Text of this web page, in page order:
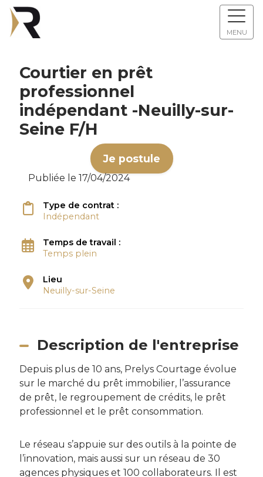
MENU
Courtier en prêt
professionnel
indépendant -Neuilly-sur-
Seine F/H
Je postule
Publiée le 17/04/2024
Type de contrat :
Indépendant
Temps de travail :
Temps plein
Lieu
Neuilly-sur-Seine
Description de l'entreprise
Depuis plus de 10 ans, Prelys Courtage évolue
sur le marché du prêt immobilier, l’assurance
de prêt, le regroupement de crédits, le prêt
professionnel et le prêt consommation.
Le réseau s’appuie sur des outils à la pointe de
l’innovation, mais aussi sur un réseau de 30
agences physiques et 100 collaborateurs. Il est